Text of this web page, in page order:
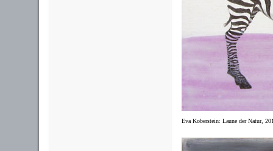
Eva Koberstein: Laune der Natur,